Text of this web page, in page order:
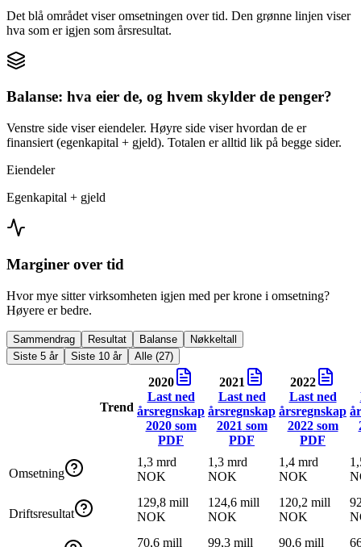
Det blå området viser omsetningen over tid. Den grønne linjen viser
hva som er igjen som årsresultat.
Balanse: hva eier de, og hvem skylder de penger?
Venstre side viser eiendeler. Høyre side viser hvordan de er
finansiert (egenkapital + gjeld). Totalen er alltid lik på begge sider.
Eiendeler
Egenkapital + gjeld
Marginer over tid
Hvor mye sitter virksomheten igjen med per krone i omsetning?
Høyere er bedre.
Sammendrag Resultat Balanse
Nøkkeltall
Siste 5 år
Siste 10 år Alle (27)
Trend
2020
Last ned
årsregnskap
2020som
PDF
2021
Last ned
årsregnskap
2021 som
PDF
2022
Last ned
årsregnskap
2022som
PDF
Omsetning
1,3 mrd
NOK
1,3 mrd
NOK
1,4 mrd
NOK
Driftsresultat
129,8 mill
NOK
124,6 mill
NOK
120,2 mill
NOK
70,6 mill 99,3 mill 90,6 mill